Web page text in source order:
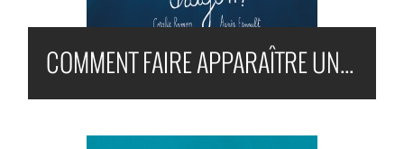
COMMENT FAIRE APPARAÎTRE UN DRAGON